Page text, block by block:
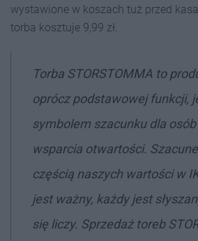
wystawione w koszach tuż przed
torba kosztuje 9,99 zł.
Torba STORSTOMMA to
oprócz podstawowej funkcji,
symbolem szacunku dla osób
wsparcia otwartości.
częścią naszych wartości w
jest ważny, każdy jest
się liczy. Sprzedaż toreb